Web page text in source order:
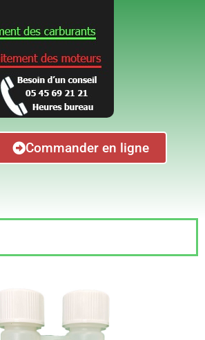
Commander en ligne